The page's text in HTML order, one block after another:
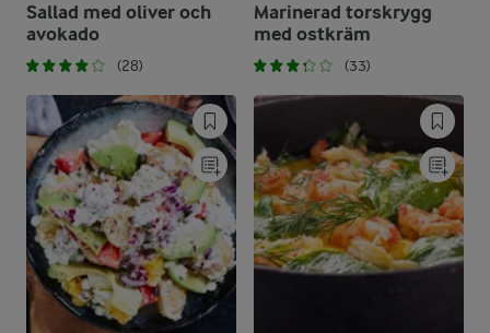
Sallad med oliver och
avokado
(28)
Marinerad torskrygg
med ostkräm
(33)